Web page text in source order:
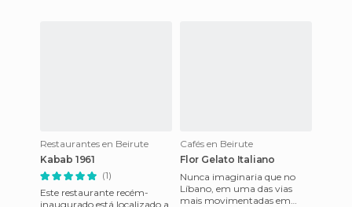
Restaurantes en Beirute
Kabab 1961
(1)
Este restaurante recém-
inaugurado está localizado a
Cafés en Beirute
Flor Gelato Italiano
Nunca imaginaria que no
Líbano, em uma das vias
mais movimentadas em